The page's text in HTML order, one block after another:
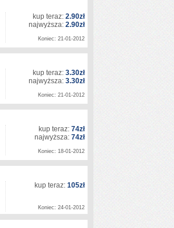
kup teraz: 2.90zł
najwyższa: 2.90zł
Koniec: 21-01-2012
kup teraz: 3.30zł
najwyższa: 3.30zł
Koniec: 21-01-2012
kup teraz: 74zł
najwyższa: 74zł
Koniec: 18-01-2012
kup teraz: 105zł
Koniec: 24-01-2012